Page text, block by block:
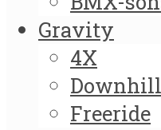
Gravity
4X
Downhill
Freeride